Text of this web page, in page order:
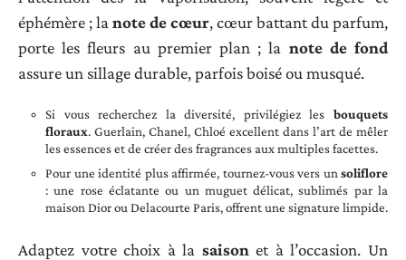
éphémère ; la note de cœur, cœur battant du parfum,
porte les fleurs au premier plan ; la note de fond
assure un sillage durable, parfois boisé ou musqué.
Si vous recherchez la diversité, privilégiez les bouquets
floraux. Guerlain, Chanel, Chloé excellent dans l’art de mêler
les essences et de créer des fragrances aux multiples facettes.
Pour une identité plus affirmée, tournez-vous vers un soliflore
: une rose éclatante ou un muguet délicat, sublimés par la
maison Dior ou Delacourte Paris, offrent une signature limpide.
Adaptez votre choix à la saison et à l’occasion. Un